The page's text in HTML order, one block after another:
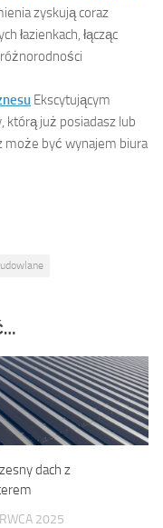
zyskują coraz
łazienkach, łącząc
Ekscytującym
już posiadasz lub
może być wynajem biura
dach z
2025